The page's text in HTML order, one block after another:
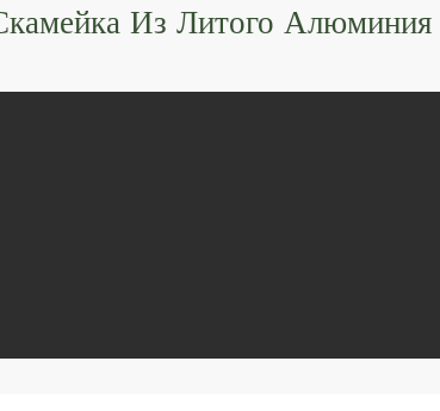
Из Литого